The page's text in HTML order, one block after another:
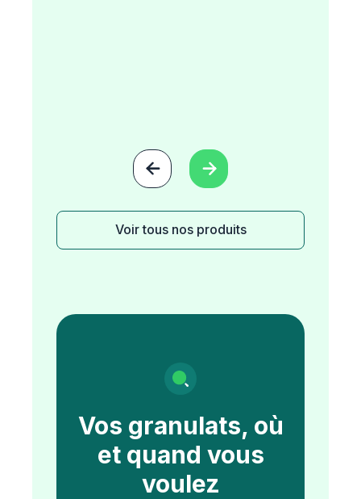
 
Voir tous nos produits
Vos granulats, où
et quand vous
voulez